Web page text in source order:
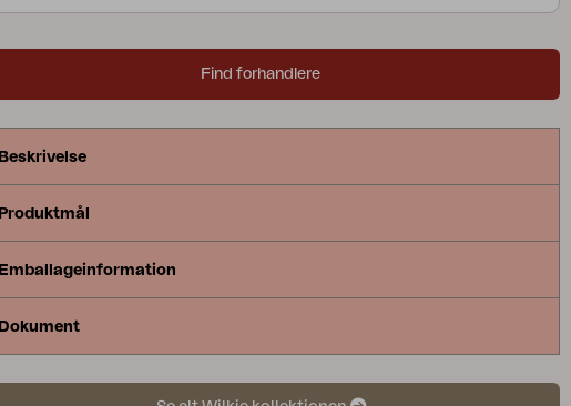
Find forhandlere
Beskrivelse
Produktmål
Emballageinformation
Dokument